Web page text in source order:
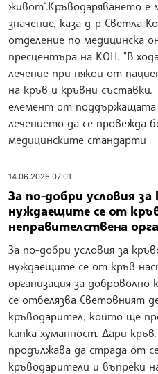
живот“.Кръводаряването е
значение, каза д-р Светла
отделение по медицинска
пресцентъра на КОЦ. "В
лечение при някои от
на кръв и кръвни съставки.
елемент от поддържащата
лечението да се провежда
медицинските стандарти
14.06.2026 07:01
За по-добри условия
нуждаeщите се от
неправителствена
За по-добри условия за
нуждаeщите се от кръв
организация за
се отбелязва Световният
кръводарител, който ще
капка хуманност. Дари
продължава да страда от
кръводарители и въпреки